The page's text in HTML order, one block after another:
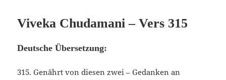
Viveka Chudamani – Vers 315
Deutsche Übersetzung:
315. Genährt von diesen zwei – Gedanken an